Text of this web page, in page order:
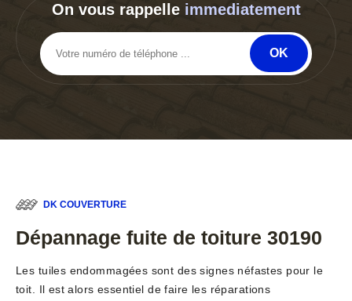
On vous rappelle immediatement
DK COUVERTURE
Dépannage fuite de toiture 30190
Les tuiles endommagées sont des signes néfastes pour le
toit. Il est alors essentiel de faire les réparations